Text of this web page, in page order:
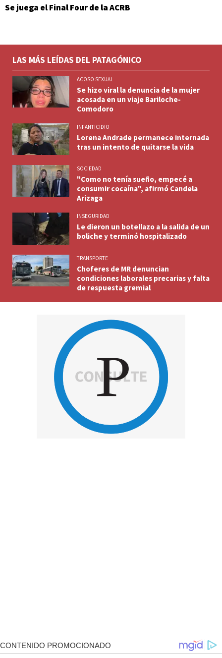
Se juega el Final Four de la ACRB
LAS MÁS LEÍDAS DEL PATAGÓNICO
ACOSO SEXUAL
Se hizo viral la denuncia de la mujer
acosada en un viaje Bariloche-
Comodoro
INFANTICIDIO
Lorena Andrade permanece internada
tras un intento de quitarse la vida
SOCIEDAD
"Como no tenía sueño, empecé a
consumir cocaína", afirmó Candela
Arizaga
INSEGURIDAD
Le dieron un botellazo a la salida de un
boliche y terminó hospitalizado
TRANSPORTE
Choferes de MR denuncian
condiciones laborales precarias y falta
de respuesta gremial